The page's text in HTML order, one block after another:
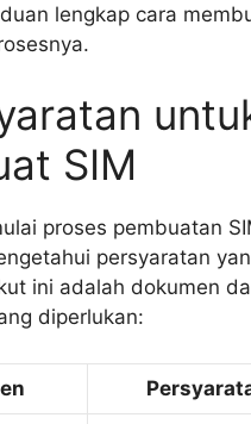
lengkap cara
SIM
proses pembuatan
persyaratan
ini adalah dokumen
diperlukan: